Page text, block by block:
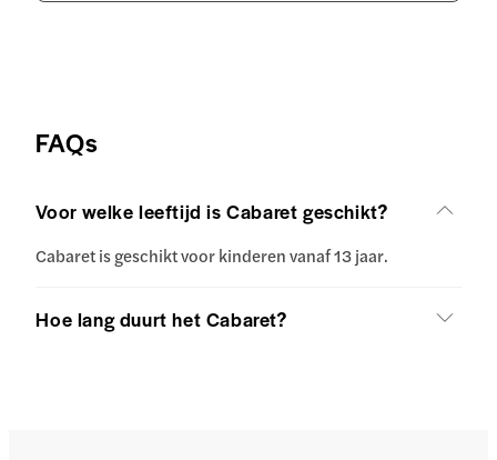
FAQs
Voor welke leeftijd is Cabaret geschikt?
Cabaret is geschikt voor kinderen vanaf 13 jaar.
Hoe lang duurt het Cabaret?